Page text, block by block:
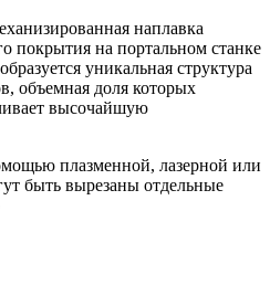
наплавка
покрытия на портальном станке
уникальная структура
объемная доля которых
высочайшую
плазменной, лазерной или
быть вырезаны отдельные